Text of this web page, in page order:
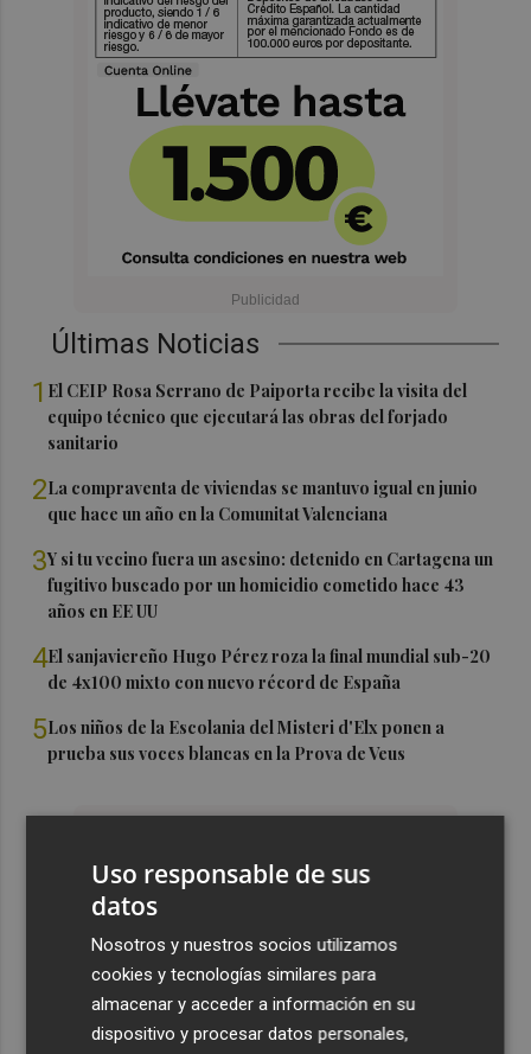
Últimas Noticias
1 El CEIP Rosa Serrano de Paiporta recibe la visita del
equipo técnico que ejecutará las obras del forjado
sanitario
2La compraventa de viviendas se mantuvo igual en junio
que hace un año en la Comunitat Valenciana
3Y si tu vecino fuera un asesino: detenido en Cartagena un
fugitivo buscado por un homicidio cometido hace 43
años en EE UU
4El sanjaviereño Hugo Pérez roza la final mundial sub-20
de 4x100 mixto con nuevo récord de España
5Los niños de la Escolania del Misteri d'Elx ponen a
prueba sus voces blancas en la Prova de Veus
Uso responsable de sus
datos
Nosotros y nuestros socios utilizamos
cookies y tecnologías similares para
almacenar y acceder a información en su
dispositivo y procesar datos personales,